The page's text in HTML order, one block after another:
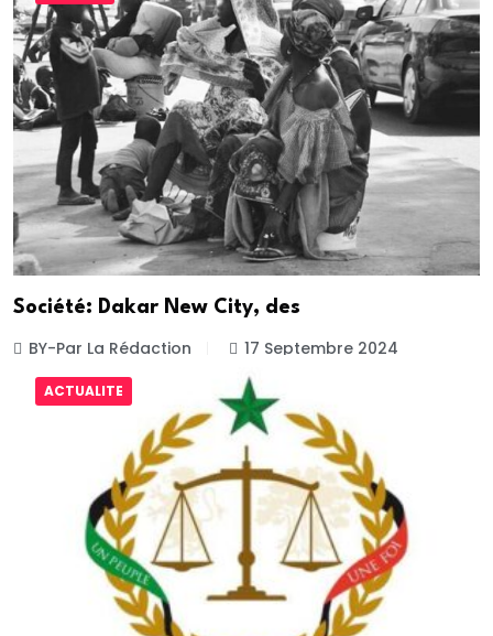
Société: Dakar New City, des
BY-Par La Rédaction 17 Septembre 2024
ACTUALITE